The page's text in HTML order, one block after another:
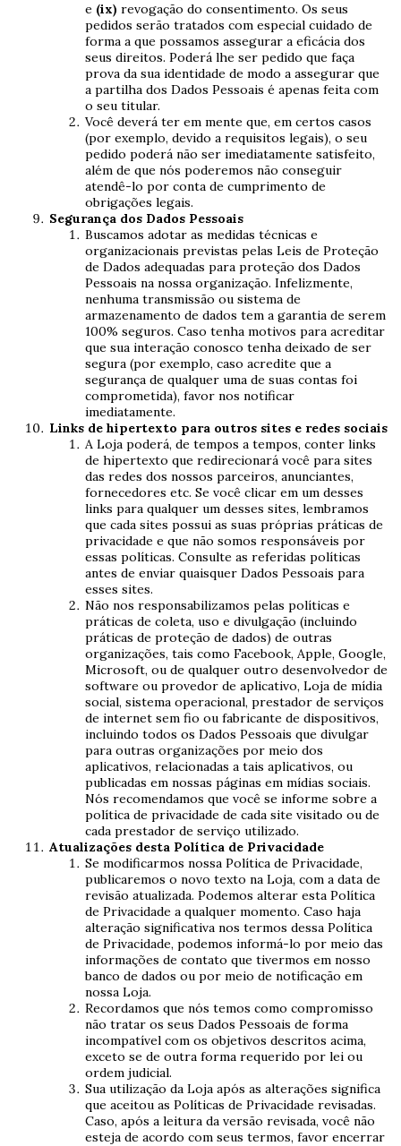
e (ix) revogação do consentimento. Os seus
pedidos serão tratados com especial cuidado de
forma a que possamos assegurar a eficácia dos
seus direitos. Poderá lhe ser pedido que faça
prova da sua identidade de modo a assegurar que
a partilha dos Dados Pessoais é apenas feita com
o seu titular.
Você deverá ter em mente que, em certos casos
(por exemplo, devido a requisitos legais), o seu
pedido poderá não ser imediatamente satisfeito,
além de que nós poderemos não conseguir
atendê-lo por conta de cumprimento de
obrigações legais.
Segurança dos Dados Pessoais
Buscamos adotar as medidas técnicas e
organizacionais previstas pelas Leis de Proteção
de Dados adequadas para proteção dos Dados
Pessoais na nossa organização. Infelizmente,
nenhuma transmissão ou sistema de
armazenamento de dados tem a garantia de serem
100% seguros. Caso tenha motivos para acreditar
que sua interação conosco tenha deixado de ser
segura (por exemplo, caso acredite que a
segurança de qualquer uma de suas contas foi
comprometida), favor nos notificar
imediatamente.
Links de hipertexto para outros sites e redes sociais
A Loja poderá, de tempos a tempos, conter links
de hipertexto que redirecionará você para sites
das redes dos nossos parceiros, anunciantes,
fornecedores etc. Se você clicar em um desses
links para qualquer um desses sites, lembramos
que cada sites possui as suas próprias práticas de
privacidade e que não somos responsáveis por
essas políticas. Consulte as referidas políticas
antes de enviar quaisquer Dados Pessoais para
esses sites.
Não nos responsabilizamos pelas políticas e
práticas de coleta, uso e divulgação (incluindo
práticas de proteção de dados) de outras
organizações, tais como Facebook, Apple, Google,
Microsoft, ou de qualquer outro desenvolvedor de
software ou provedor de aplicativo, Loja de mídia
social, sistema operacional, prestador de serviços
de internet sem fio ou fabricante de dispositivos,
incluindo todos os Dados Pessoais que divulgar
para outras organizações por meio dos
aplicativos, relacionadas a tais aplicativos, ou
publicadas em nossas páginas em mídias sociais.
Nós recomendamos que você se informe sobre a
política de privacidade de cada site visitado ou de
cada prestador de serviço utilizado.
Atualizações desta Política de Privacidade
Se modificarmos nossa Política de Privacidade,
publicaremos o novo texto na Loja, com a data de
revisão atualizada. Podemos alterar esta Política
de Privacidade a qualquer momento. Caso haja
alteração significativa nos termos dessa Política
de Privacidade, podemos informá-lo por meio das
informações de contato que tivermos em nosso
banco de dados ou por meio de notificação em
nossa Loja.
Recordamos que nós temos como compromisso
não tratar os seus Dados Pessoais de forma
incompatível com os objetivos descritos acima,
exceto se de outra forma requerido por lei ou
ordem judicial.
Sua utilização da Loja após as alterações significa
que aceitou as Políticas de Privacidade revisadas.
Caso, após a leitura da versão revisada, você não
esteja de acordo com seus termos, favor encerrar